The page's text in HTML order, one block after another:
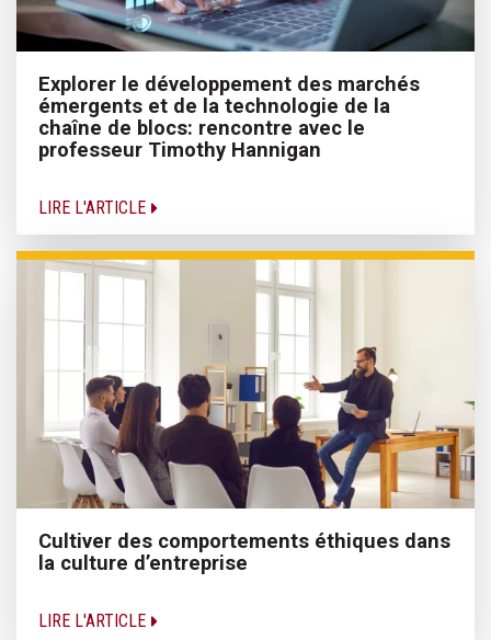
Explorer le développement des marchés
émergents et de la technologie de la
chaîne de blocs: rencontre avec le
professeur Timothy Hannigan
LIRE L'ARTICLE
Cultiver des comportements éthiques dans
la culture d’entreprise
LIRE L'ARTICLE